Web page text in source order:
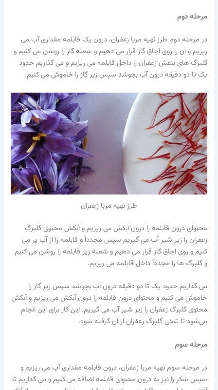
مرحله دوم
در مرحله دوم طرز تهیه مربا زعفران، درون یک قابلمه مقداری آب می
ریزیم و آن را روی اجاق گاز قرار می دهیم و شعله گاز را روشن می کنیم و
گلبرگ های بنفش زعفران را داخل قابلمه می ریزیم و می گذاریم حدود
یک تا دو دقیقه درون آب بجوشد سپس زیر گاز را خاموش می کنیم.
طرز تهیه مربا زعفران
محتوای درون قابلمه را درون آبکش می ریزیم و آبکش محتوی گلبرگ
زعفران را زیر شیر آب می گیریم سپس مجدداً و قابلمه را از آب پر می
کنیم و روی اجاق گاز قرار می دهیم و شعله زیر قابلمه را روشن می کنیم
و گلبرگ ها را مجدداً داخل قابلمه می ریزیم.
می گذاریم حدود یک تا دو دقیقه درون آب بجوشد سپس زیر گاز را
خاموش می کنیم و محتوای درون قابلمه را درون آبکش می ریزیم و آبکش
محتوی گلبرگ زعفران را زیر شیر آب می گیریم. این کار برای این انجام
می‌شود تا تلخی گلبرگ زعفران از آن گرفته شود.
مرحله سوم
در مرحله سوم تهیه مربا زعفران، درون قابلمه مقداری آب می ریزیم و
سپس شکر را نیز به درون محتوای قابلمه اضافه می کنیم و می گذاریم تا